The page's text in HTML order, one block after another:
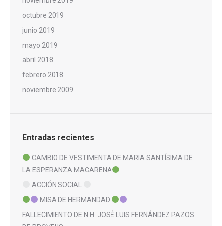
octubre 2019
junio 2019
mayo 2019
abril 2018
febrero 2018
noviembre 2009
Entradas recientes
CAMBIO DE VESTIMENTA DE MARIA SANTÍSIMA DE
LA ESPERANZA MACARENA
ACCIÓN SOCIAL
MISA DE HERMANDAD
FALLECIMIENTO DE N.H. JOSÉ LUIS FERNÁNDEZ PAZOS